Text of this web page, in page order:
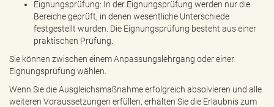
Eignungsprüfung: In der Eignungsprüfung werden nur die
Bereiche geprüft, in denen wesentliche Unterschiede
festgestellt wurden. Die Eignungsprüfung besteht aus einer
praktischen Prüfung.
Sie können zwischen einem Anpassungslehrgang oder einer
Eignungsprüfung wählen.
Wenn Sie die Ausgleichsmaßnahme erfolgreich absolvieren und alle
weiteren Voraussetzungen erfüllen, erhalten Sie die Erlaubnis zum